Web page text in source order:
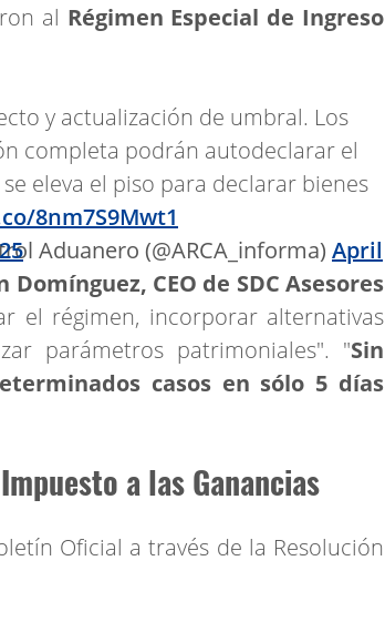
al Régimen Especial de Ingreso
y actualización de umbral. Los
completa podrán autodeclarar el
eleva el piso para declarar bienes
8nm7S9Mwt1
Aduanero (@ARCA_informa)
CEO de SDC Asesores
el régimen, incorporar alternativas
parámetros patrimoniales". "Sin
casos en sólo 5 días
a las Ganancias
Oficial a través de la Resolución